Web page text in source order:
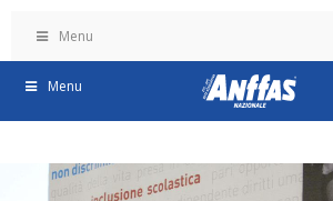
Menu
Menu